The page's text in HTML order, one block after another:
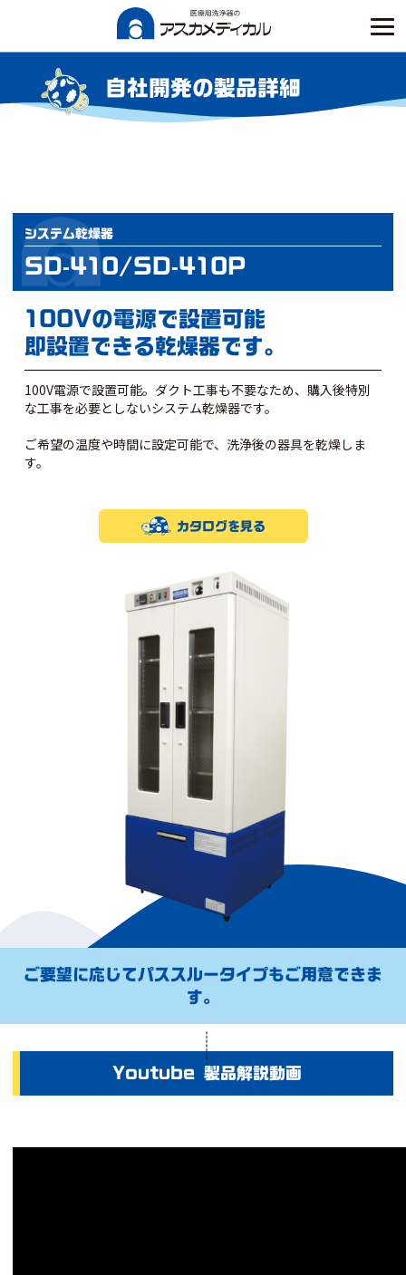
content
自社開発の製品詳細
システム乾燥器
SD-410/SD-410P
100Vの電源で設置可能
即設置できる乾燥器です。
100V電源で設置可能。ダクト工事も不要なため、購入後特別
な工事を必要としないシステム乾燥器です。
ご希望の温度や時間に設定可能で、洗浄後の器具を乾燥しま
す。
カタログを見る
ご要望に応じてパススルータイプもご用意できま
す。
Youtube 製品解説動画